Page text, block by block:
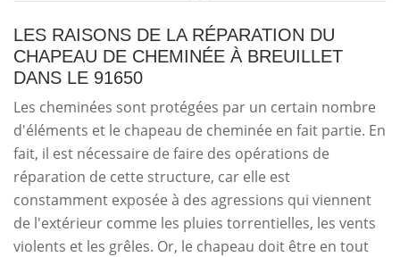
LES RAISONS DE LA RÉPARATION DU
CHAPEAU DE CHEMINÉE À BREUILLET
DANS LE 91650
Les cheminées sont protégées par un certain nombre
d'éléments et le chapeau de cheminée en fait partie. En
fait, il est nécessaire de faire des opérations de
réparation de cette structure, car elle est
constamment exposée à des agressions qui viennent
de l'extérieur comme les pluies torrentielles, les vents
violents et les grêles. Or, le chapeau doit être en tout